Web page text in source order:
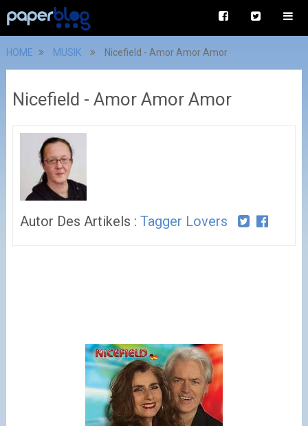
HOME MUSIK Nicefield - Amor Amor Amor
Nicefield - Amor Amor Amor
Autor Des Artikels : Tagger Lovers